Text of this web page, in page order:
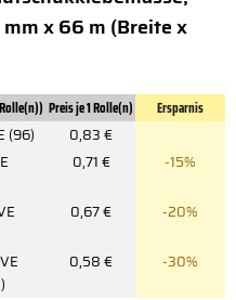
x 66 m (Breite x
Preis je 1 Rolle(n)
Ersparnis
(96)
0,83 €
0,71 € -15%
0,67 € -20%
0,58 € -30%